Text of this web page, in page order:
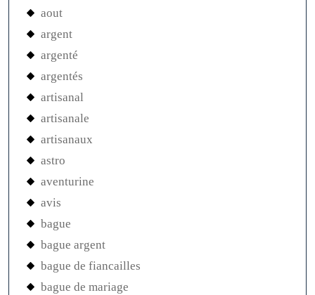
aout
argent
argenté
argentés
artisanal
artisanale
artisanaux
astro
aventurine
avis
bague
bague argent
bague de fiancailles
bague de mariage